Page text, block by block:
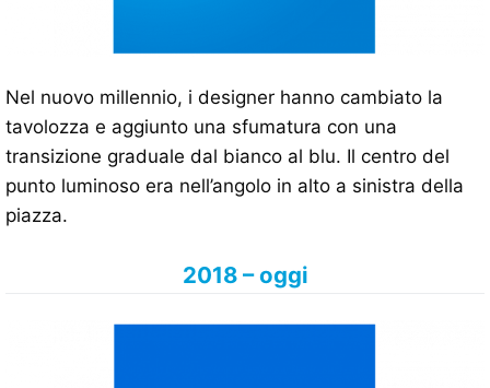
Nel nuovo millennio, i designer hanno cambiato la
tavolozza e aggiunto una sfumatura con una
transizione graduale dal bianco al blu. Il centro del
punto luminoso era nell’angolo in alto a sinistra della
piazza.
2018 – oggi